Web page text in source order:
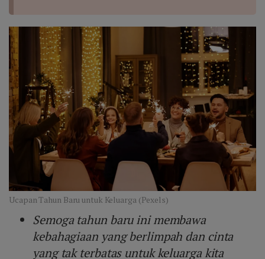
Ucapan Tahun Baru untuk Keluarga (Pexels)
Semoga tahun baru ini membawa
kebahagiaan yang berlimpah dan cinta
yang tak terbatas untuk keluarga kita